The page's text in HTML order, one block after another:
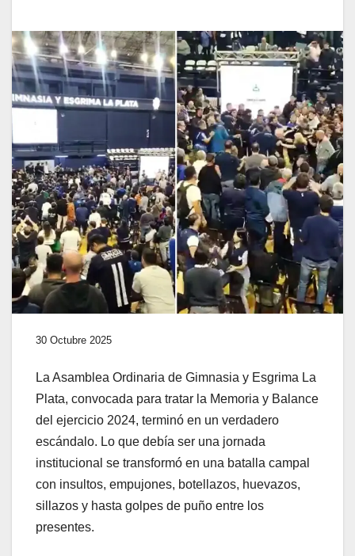
30 Octubre 2025
La Asamblea Ordinaria de Gimnasia y Esgrima La
Plata, convocada para tratar la Memoria y Balance
del ejercicio 2024, terminó en un verdadero
escándalo. Lo que debía ser una jornada
institucional se transformó en una batalla campal
con insultos, empujones, botellazos, huevazos,
sillazos y hasta golpes de puño entre los
presentes.